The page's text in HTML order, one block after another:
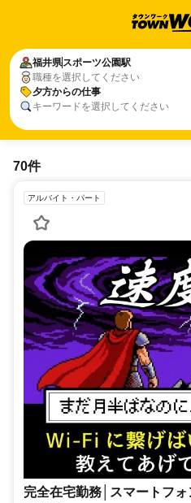
福井県スポーツ公園駅
職種を選択してください
夕方からの仕事
キーワードを選択してください
70件
アルバイト・パート
完全在宅勤務│スマートフ